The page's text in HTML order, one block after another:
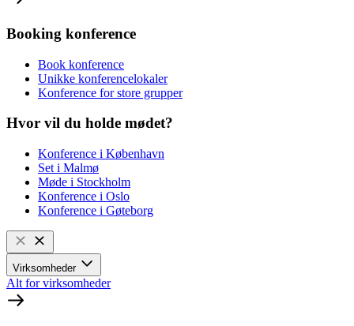
Booking konference
Book konference
Unikke konferencelokaler
Konference for store grupper
Hvor vil du holde mødet?
Konference i København
Set i Malmø
Møde i Stockholm
Konference i Oslo
Konference i Gøteborg
Virksomheder
Alt for virksomheder